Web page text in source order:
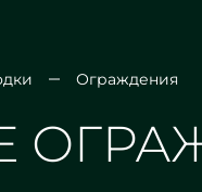
Ограждения